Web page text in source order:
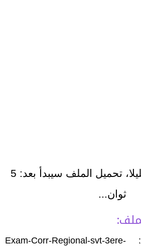
تحميل الملف سيبدأ بعد: 5
ثوان...
اسم الملف: Exam-Corr-Regional-svt-3ere-